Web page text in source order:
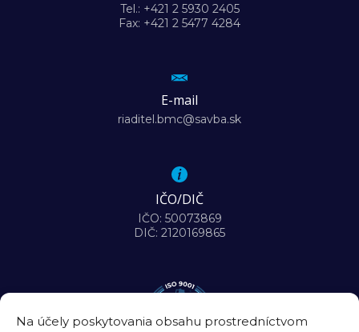
Na účely poskytovania obsahu prostredníctvom
Tel.: +421 2 5930 2405
Fax: +421 2 5477 4284
E-mail
riaditel.bmc@savba.sk
IČO/DIČ
IČO: 50073869
DIČ: 2120169865